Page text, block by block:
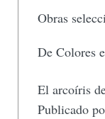
Obras
De Colores
El arcoíris
Publicado